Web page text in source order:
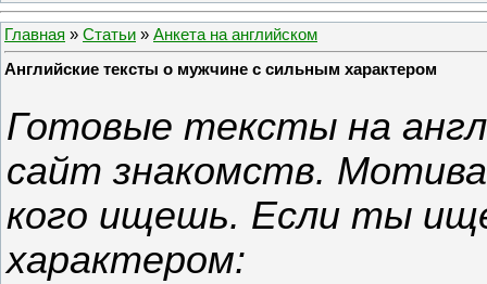
Главная » Статьи » Анкета на английском
Английские тексты о мужчине с сильным характером
Готовые тексты на
сайт знакомств.
кого ищешь. Если ты
характером: